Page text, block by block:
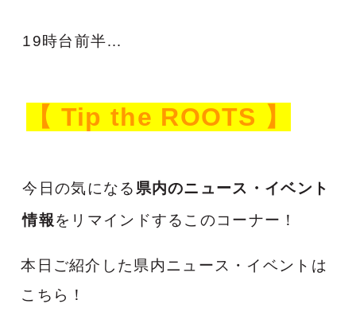
19時台前半…
【 Tip the ROOTS 】
今日の気になる 県内のニュース・イベント
情報をリマインドするこのコーナー！
本日ご紹介した県内ニュース・イベントは
こちら！